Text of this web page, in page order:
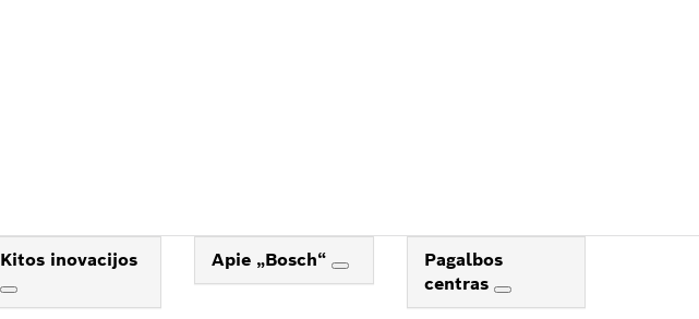
Kitos inovacijos Apie „Bosch“
Pagalbos
centras